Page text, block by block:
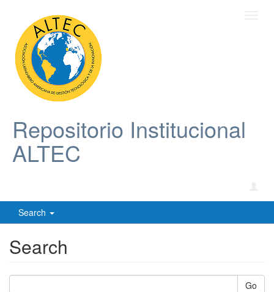
Repositorio Institucional
ALTEC
Search
Search
Go